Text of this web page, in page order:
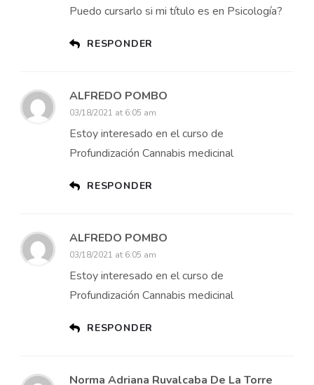
Puedo cursarlo si mi título es en Psicología?
RESPONDER
ALFREDO POMBO
03/18/2021 at 6:05 am
Estoy interesado en el curso de
Profundización Cannabis medicinal
RESPONDER
ALFREDO POMBO
03/18/2021 at 6:05 am
Estoy interesado en el curso de
Profundización Cannabis medicinal
RESPONDER
Norma Adriana Ruvalcaba De La Torre